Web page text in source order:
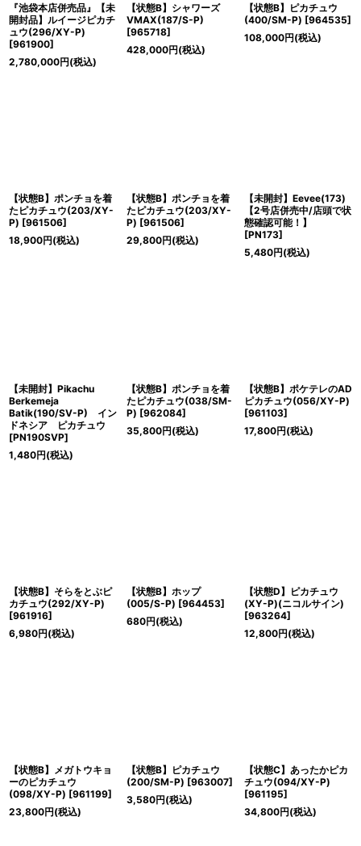
『池袋本店併売品』【未
開封品】ルイージピカチ
ュウ(296/XY-P)
[961900]
2,780,000円(税込)
【状態B】シャワーズ
VMAX(187/S-P)
[965718]
428,000円(税込)
【状態B】ピカチュウ
(400/SM-P) [964535]
108,000円(税込)
【状態B】ポンチョを着
たピカチュウ(203/XY-
P) [961506]
18,900円(税込)
【状態B】ポンチョを着
たピカチュウ(203/XY-
P) [961506]
29,800円(税込)
【未開封】Eevee(173)
【2号店併売中/店頭で状
態確認可能！】
[PN173]
5,480円(税込)
【未開封】Pikachu
Berkemeja
Batik(190/SV-P) イン
ドネシア ピカチュウ
[PN190SVP]
1,480円(税込)
【状態B】ポンチョを着
たピカチュウ(038/SM-
P) [962084]
35,800円(税込)
【状態B】ポケテレのAD
ピカチュウ(056/XY-P)
[961103]
17,800円(税込)
【状態B】そらをとぶピ
カチュウ(292/XY-P)
[961916]
6,980円(税込)
【状態B】ホップ
(005/S-P) [964453]
680円(税込)
【状態D】ピカチュウ
(XY-P)(ニコルサイン)
[963264]
12,800円(税込)
【状態B】メガトウキョ
ーのピカチュウ
(098/XY-P) [961199]
23,800円(税込)
【状態B】ピカチュウ
(200/SM-P) [963007]
3,580円(税込)
【状態C】あったかピカ
チュウ(094/XY-P)
[961195]
34,800円(税込)